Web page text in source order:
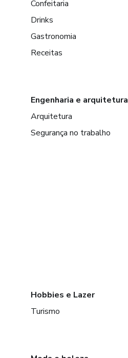
Confeitaria
Drinks
Gastronomia
Receitas
Engenharia e arquitetura
Arquitetura
Segurança no trabalho
Hobbies e Lazer
Turismo